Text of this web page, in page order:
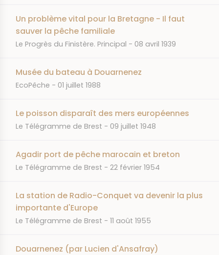
Un problème vital pour la Bretagne - Il faut
sauver la pêche familiale
JOURNAL
Le Progrès du Finistère. Principal DATE
08 avril 1939
Musée du bateau à Douarnenez
JOURNAL
EcoPêche DATE
01 juillet 1988
Le poisson disparaît des mers européennes
JOURNAL
Le Télégramme de Brest DATE
09 juillet 1948
Agadir port de pêche marocain et breton
JOURNAL
Le Télégramme de Brest DATE
22 février 1954
La station de Radio-Conquet va devenir la plus
importante d'Europe
JOURNAL
Le Télégramme de Brest DATE
11 août 1955
Douarnenez (par Lucien d'Ansafray)